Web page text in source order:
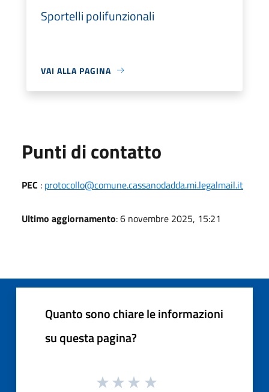
Sportelli polifunzionali
VAI ALLA PAGINA
Punti di contatto
PEC : protocollo@comune.cassanodadda.mi.legalmail.it
Ultimo aggiornamento: 6 novembre 2025, 15:21
Quanto sono chiare le informazioni
su questa pagina?